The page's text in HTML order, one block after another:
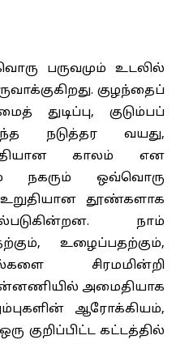
பருவமும் உடலில்
குழந்தைப்
துடிப்பு, குடும்பப்
நடுத்தர வயது,
காலம் என
நகரும் ஒவ்வொரு
தூண்களாக
நாம்
உழைப்பதற்கும்,
சிரமமின்றி
அமைதியாக
ஆரோக்கியம்,
குறிப்பிட்ட கட்டத்தில்